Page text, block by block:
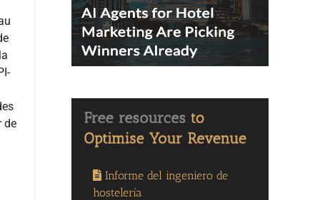
de
Informe del ingeniero de
hostelería